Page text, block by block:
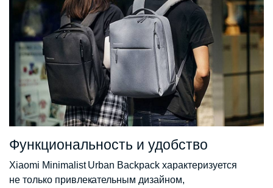
Функциональность и удобство
Xiaomi Minimalist Urban Backpack характеризуется
не только привлекательным дизайном,